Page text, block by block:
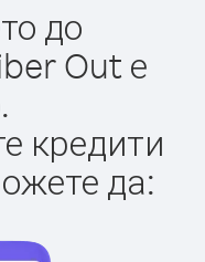
до
Out е
кредити
да: